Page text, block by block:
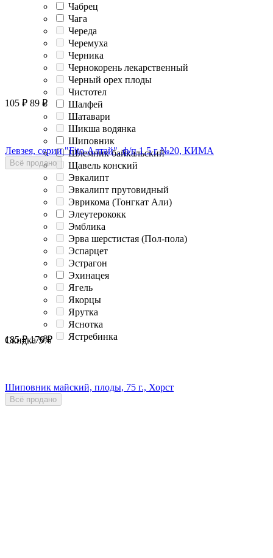
Чабрец
Чага
Череда
Черемуха
Черника
Чернокорень лекарственный
Черный орех плоды
Чистотел
Шалфей
Шатавари
Шикша водянка
Шиповник
Шлемник байкальский
Щавель конский
Эвкалипт
Эвкалипт прутовидный
Эврикома (Тонгкат Али)
Элеутерококк
Эмблика
Эрва шерстистая (Пол-пола)
Эспарцет
Эстрагон
Эхинацея
Ягель
Якорцы
Ярутка
Яснотка
Ястребинка
105 ₽ 89 ₽
Левзея, серии "Fito-Алтай", ф/п 1,5 г №20, КИМА
Всё продано
Скидка5%
185 ₽ 176 ₽
Шиповник майский, плоды, 75 г., Хорст
Всё продано